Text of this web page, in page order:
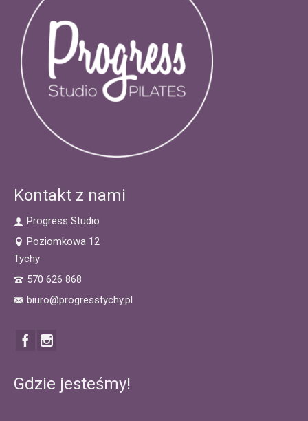
Kontakt z nami
Progress Studio
Poziomkowa 12
Tychy
570 626 868
biuro@progresstychy.pl
Gdzie jesteśmy!